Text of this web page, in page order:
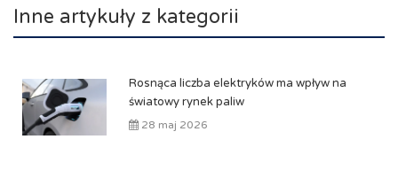
Inne artykuły z kategorii
Rosnąca liczba elektryków ma wpływ na
światowy rynek paliw
28 maj 2026